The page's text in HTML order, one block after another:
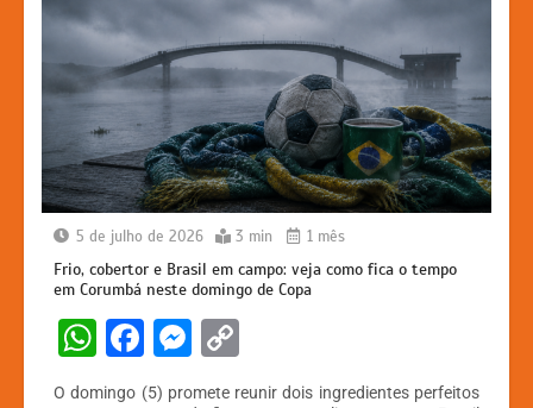
5 de julho de 2026 3 min 1 mês
Frio, cobertor e Brasil em campo: veja como fica o tempo
em Corumbá neste domingo de Copa
W
h
F
a
M
O domingo (5) promete reunir dois ingredientes perfeitos